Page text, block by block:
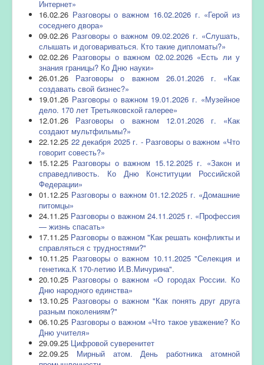
Интернет»
16.02.26 Разговоры о важном 16.02.2026 г. «Герой из
соседнего двора»
09.02.26 Разговоры о важном 09.02.2026 г. «Слушать,
слышать и договариваться. Кто такие дипломаты?»
02.02.26 Разговоры о важном 02.02.2026 «Есть ли у
знания границы? Ко Дню науки»
26.01.26 Разговоры о важном 26.01.2026 г. «Как
создавать свой бизнес?»
19.01.26 Разговоры о важном 19.01.2026 г. «Музейное
дело. 170 лет Третьяковской галерее»
12.01.26 Разговоры о важном 12.01.2026 г. «Как
создают мультфильмы?»
22.12.25 22 декабря 2025 г. - Разговоры о важном «Что
говорит совесть?»
15.12.25 Разговоры о важном 15.12.2025 г. «Закон и
справедливость. Ко Дню Конституции Российской
Федерации»
01.12.25 Разговоры о важном 01.12.2025 г. «Домашние
питомцы»
24.11.25 Разговоры о важном 24.11.2025 г. «Профессия
— жизнь спасать»
17.11.25 Разговоры о важном "Как решать конфликты и
справляться с трудностями?"
10.11.25 Разговоры о важном 10.11.2025 "Селекция и
генетика.К 170-летию И.В.Мичурина".
20.10.25 Разговоры о важном «О городах России. Ко
Дню народного единства»
13.10.25 Разговоры о важном "Как понять друг друга
разным поколениям?"
06.10.25 Разговоры о важном «Что такое уважение? Ко
Дню учителя»
29.09.25 Цифровой суверенитет
22.09.25 Мирный атом. День работника атомной